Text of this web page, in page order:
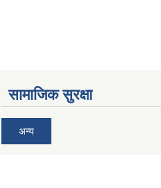
सामाजिक सुरक्षा
अन्य